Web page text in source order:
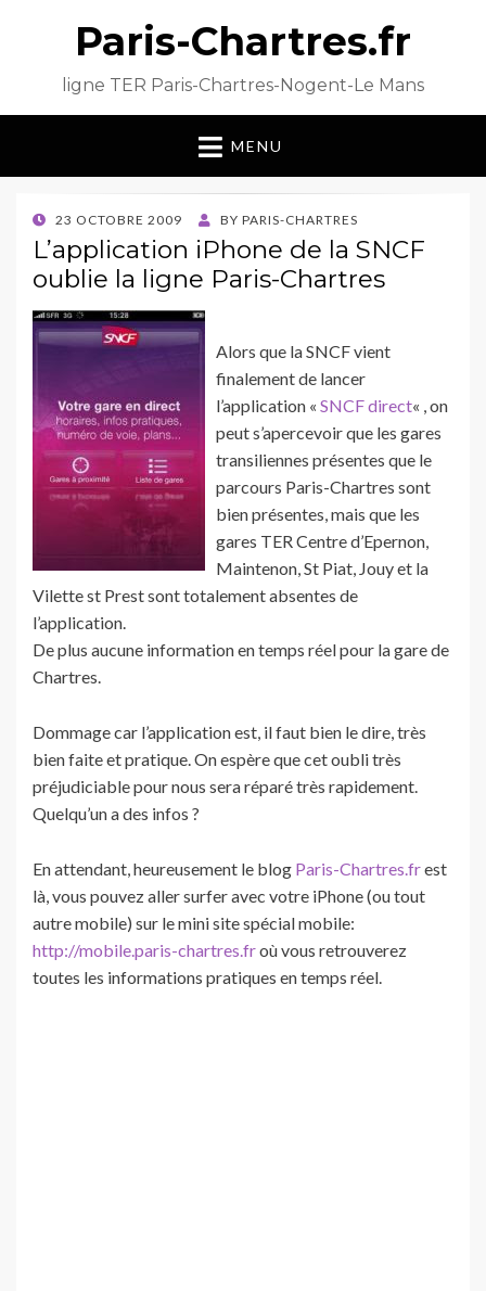
Paris-Chartres.fr
ligne TER Paris-Chartres-Nogent-Le Mans
MENU
POSTED
ON
23 OCTOBRE 2009 BY PARIS-CHARTRES
L’application iPhone de la SNCF
oublie la ligne Paris-Chartres
Alors que la SNCF vient
finalement de lancer
l’application « SNCF direct« , on
peut s’apercevoir que les gares
transiliennes présentes que le
parcours Paris-Chartres sont
bien présentes, mais que les
gares TER Centre d’Epernon,
Maintenon, St Piat, Jouy et la
Vilette st Prest sont totalement absentes de
l’application.
De plus aucune information en temps réel pour la gare de
Chartres.
Dommage car l’application est, il faut bien le dire, très
bien faite et pratique. On espère que cet oubli très
préjudiciable pour nous sera réparé très rapidement.
Quelqu’un a des infos ?
En attendant, heureusement le blog Paris-Chartres.frest
là, vous pouvez aller surfer avec votre iPhone (ou tout
autre mobile) sur le mini site spécial mobile:
http://mobile.paris-chartres.froù vous retrouverez
toutes les informations pratiques en temps réel.